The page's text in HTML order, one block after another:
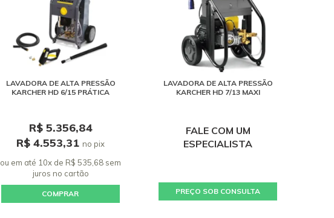
LAVADORA DE ALTA PRESSÃO
KARCHER HD 6/15 PRÁTICA
R$ 5.356,84
R$ 4.553,31 no pix
ou em até 10x de R$ 535,68 sem
juros no cartão
COMPRAR
LAVADORA DE ALTA PRESSÃO
KARCHER HD 7/13 MAXI
FALE COM UM
ESPECIALISTA
PREÇO SOB CONSULTA